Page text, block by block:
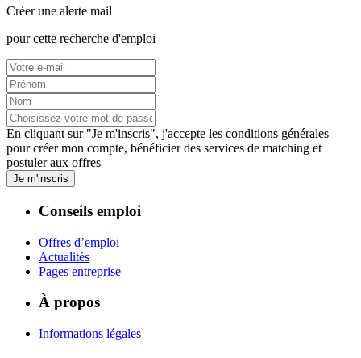
Créer une alerte mail
pour cette recherche d'emploi
En cliquant sur "Je m'inscris", j'accepte les conditions générales
pour créer mon compte, bénéficier des services de matching et
postuler aux offres
Je m'inscris
Conseils emploi
Offres d’emploi
Actualités
Pages entreprise
À propos
Informations légales